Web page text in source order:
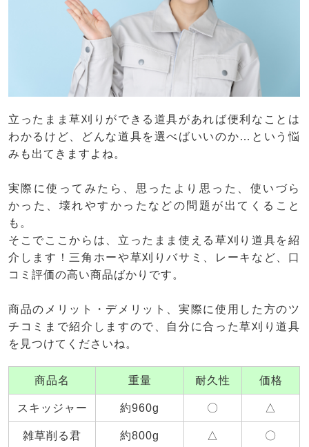
立ったまま草刈りができる道具があれば便利なことは
わかるけど、どんな道具を選べばいいのか…という悩
みも出てきますよね。
実際に使ってみたら、思ったより思った、使いづら
かった、壊れやすかったなどの問題が出てくること
も。
そこでここからは、立ったまま使える草刈り道具を紹
介します！三角ホーや草刈りバサミ、レーキなど、口
コミ評価の高い商品ばかりです。
商品のメリット・デメリット、実際に使用した方のツ
チコミまで紹介しますので、自分に合った草刈り道具
を見つけてくださいね。
商品名 重量 耐久性 価格
スキッジャー 約960g 〇 △
雑草削る君 約800g △ 〇